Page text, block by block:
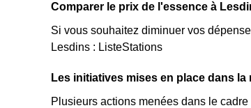
Comparer le prix de l'essence à
Si vous souhaitez diminuer vos
Lesdins : ListeStations
Les initiatives mises en place dans
Plusieurs actions menées dans le